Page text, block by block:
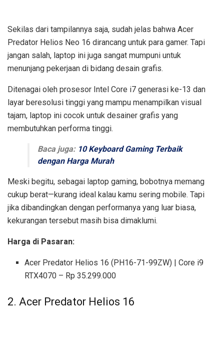
Sekilas dari tampilannya saja, sudah jelas bahwa Acer
Predator Helios Neo 16 dirancang untuk para gamer. Tapi
jangan salah, laptop ini juga sangat mumpuni untuk
menunjang pekerjaan di bidang desain grafis.
Ditenagai oleh prosesor Intel Core i7 generasi ke-13 dan
layar beresolusi tinggi yang mampu menampilkan visual
tajam, laptop ini cocok untuk desainer grafis yang
membutuhkan performa tinggi.
Baca juga: 10 Keyboard Gaming Terbaik
dengan Harga Murah
Meski begitu, sebagai laptop gaming, bobotnya memang
cukup berat—kurang ideal kalau kamu sering mobile. Tapi
jika dibandingkan dengan performanya yang luar biasa,
kekurangan tersebut masih bisa dimaklumi.
Harga di Pasaran:
Acer Predator Helios 16 (PH16-71-99ZW) | Core i9
RTX4070 – Rp 35.299.000
2. Acer Predator Helios 16